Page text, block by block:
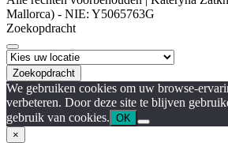
Mallorca) - NIE: Y5065763G
Zoekopdracht
Zoekopdracht
We gebruiken cookies om uw browse-
verbeteren. Door deze site te blijven
gebruik van cookies. OK
×